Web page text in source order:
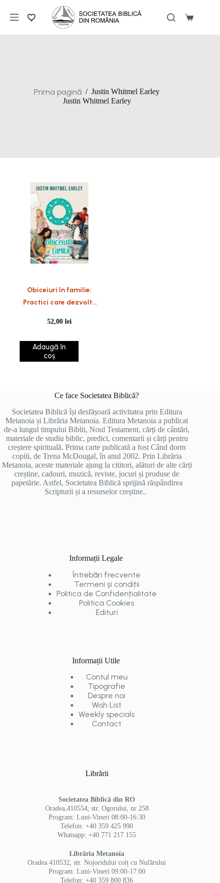
conținut
Coș
Prima pagină / Justin Whitmel Earley
Justin Whitmel Earley
Obiceiuri în familie:
Practici care dezvoltă
zilnică
52,00lei
Adaugă în
coș
Ce face Societatea Biblică?
Societatea Biblică își desfășoară activitatea prin Editura
Metanoia și Librăria Metanoia. Editura Metanoia a publicat
de-a lungul timpului Biblii, Noul Testament, cărți de cântări,
materiale de studiu biblic, predici, comentarii și cărți pentru
creștere spirituală. Prima carte publicată a fost Când dorm
copiii, de Trena McDougal, în anul 2002. Prin Librăria
Metanoia, aceste materiale ajung la cititori, alături de alte cărți
creștine, cadouri, muzică, reviste, jocuri și produse de
papetărie. Astfel, Societatea Biblică sprijină răspândirea
Scripturii și a resurselor creștine..
Informații Legale
Întrebări frecvente
Termeni și condiții
Politica de Confidențialitate
Politica Cookies
Edituri
Informații Utile
Contul meu
Tipografie
Despre noi
Wish List
Weekly specials
Contact
Librării
Societatea Biblică din RO
Oradea,410554, str. Ogorului, nr 258
Program: Luni-Vineri 08:00-16:30
Telefon: +40 359 425 990
Whatsapp: +40 771 217 155
Librăria Metanoia
Oradea 410532, str. Nojoridului colț cu Nufărului
Program: Luni-Vineri 09:00-17:00
Telefon: +40 359 800 836